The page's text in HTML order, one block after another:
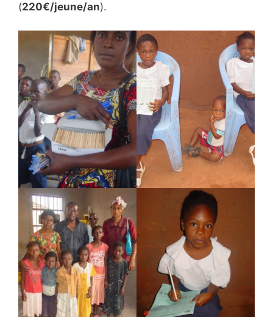
(220€/jeune/an).